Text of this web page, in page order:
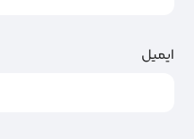
ایمیل